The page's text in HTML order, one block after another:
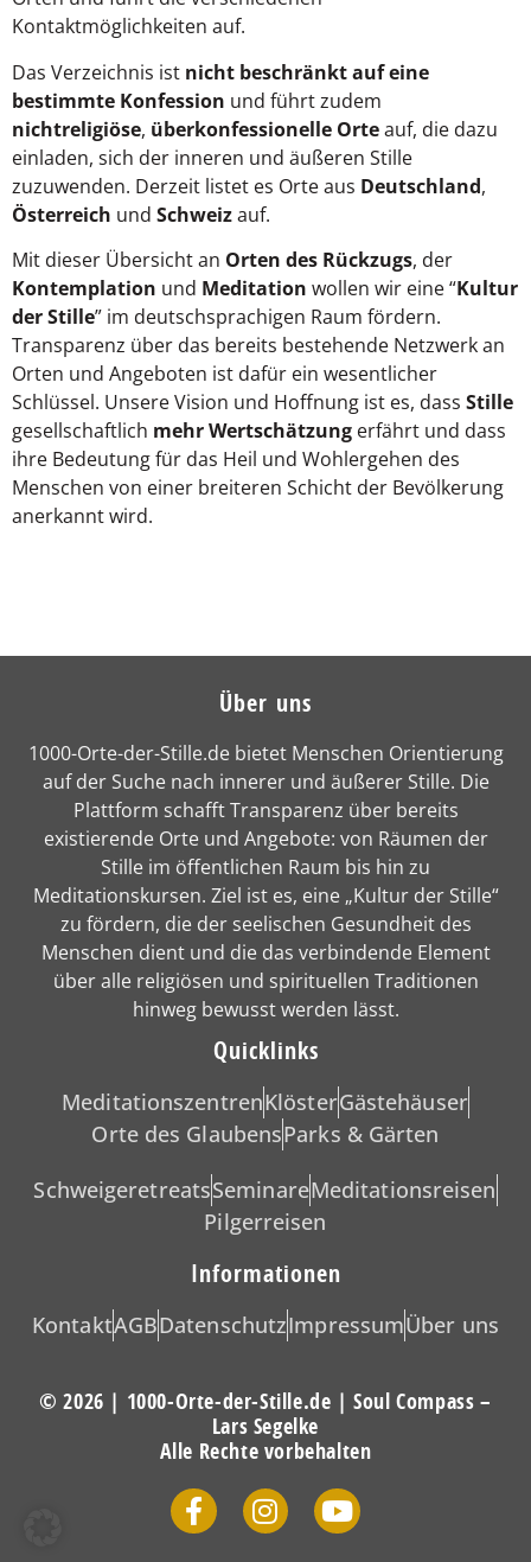
Kontaktmöglichkeiten auf.
Das Verzeichnis ist nicht beschränkt auf eine
bestimmte Konfession und führt zudem
nichtreligiöse, überkonfessionelle Orteauf, die dazu
einladen, sich der inneren und äußeren Stille
zuzuwenden. Derzeit listet es Orte aus Deutschland,
Österreich und Schweizauf.
Mit dieser Übersicht an Orten des Rückzugs, der
Kontemplation und Meditation wollen wir eine “Kultur
der Stille” im deutschsprachigen Raum fördern.
Transparenz über das bereits bestehende Netzwerk an
Orten und Angeboten ist dafür ein wesentlicher
Schlüssel. Unsere Vision und Hoffnung ist es, dass Stille
gesellschaftlich mehr Wertschätzung erfährt und dass
ihre Bedeutung für das Heil und Wohlergehen des
Menschen von einer breiteren Schicht der Bevölkerung
anerkannt wird.
Über uns
1000-Orte-der-Stille.de bietet Menschen Orientierung
auf der Suche nach innerer und äußerer Stille. Die
Plattform schafft Transparenz über bereits
existierende Orte und Angebote: von Räumen der
Stille im öffentlichen Raum bis hin zu
Meditationskursen. Ziel ist es, eine „Kultur der Stille“
zu fördern, die der seelischen Gesundheit des
Menschen dient und die das verbindende Element
über alle religiösen und spirituellen Traditionen
hinweg bewusst werden lässt.
Quicklinks
MeditationszentrenKlösterGästehäuser
Orte des GlaubensParks & Gärten
SchweigeretreatsSeminareMeditationsreisen
Pilgerreisen
Informationen
KontaktAGBDatenschutzImpressumÜber uns
© 2026 | 1000-Orte-der-Stille.de | Soul Compass –
Lars Segelke
Alle Rechte vorbehalten